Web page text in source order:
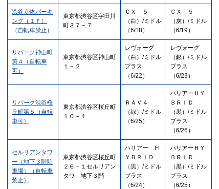
渋谷立体パーキ
ング（１Ｆ）
（自転車禁止）
東京都渋谷区宇田川
町３７－７
ＣＸ－５
（白）/ミドル
（6/18）
ＣＸ－５
（灰）/ミドル
（6/19）
リパーク神山町
第４（自転車
可）
東京都渋谷区神山町
１－２
レヴォーグ
（白）/ミドル
プラス
（6/22）
レヴォーグ
（銀）/ミドル
プラス
（6/23）
リパーク渋谷桜
丘町第５（自転
車可）
東京都渋谷区桜丘町
１０－１
ＲＡＶ４
（緑）/ミドル
（6/25）
ハリアーＨＹ
ＢＲＩＤ
（黒）/ミドル
プラス
（6/26）
セルリアンタワ
ー（地下３階駐
車場）（自転車
禁止）
東京都渋谷区桜丘町
２６－１セルリアン
タワ－地下３階
ハリアー Ｈ
ＹＢＲＩＤ
（黒）/ミドル
プラス
（6/24）
ハリアーＨＹ
ＢＲＩＤ
（黒）/ミドル
プラス
（6/25）